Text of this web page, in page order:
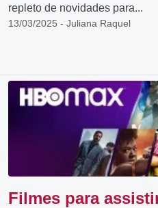
repleto de novidades para...
13/03/2025 - Juliana Raquel
Filmes para